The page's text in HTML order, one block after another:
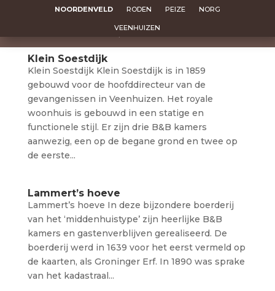
NOORDENVELD RODEN PEIZE NORG
VEENHUIZEN
Klein Soestdijk
Klein Soestdijk Klein Soestdijk is in 1859
gebouwd voor de hoofddirecteur van de
gevangenissen in Veenhuizen. Het royale
woonhuis is gebouwd in een statige en
functionele stijl. Er zijn drie B&B kamers
aanwezig, een op de begane grond en twee op
de eerste...
Lammert’s hoeve
Lammert’s hoeve In deze bijzondere boerderij
van het ‘middenhuistype’ zijn heerlijke B&B
kamers en gastenverblijven gerealiseerd. De
boerderij werd in 1639 voor het eerst vermeld op
de kaarten, als Groninger Erf. In 1890 was sprake
van het kadastraal...